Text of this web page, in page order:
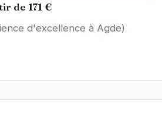
de 171 €
d'excellence à Agde)